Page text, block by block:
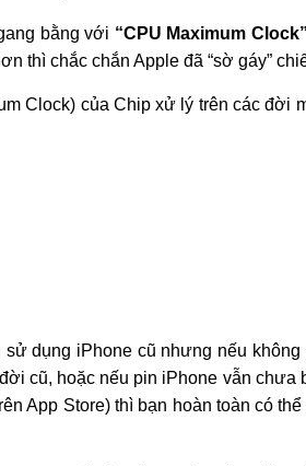
bằng với “CPU Maximum Clock”
thì chắc chắn Apple đã “sờ gáy”
Clock) của Chip xử lý trên các đời
dụng iPhone cũ nhưng nếu
cũ, hoặc nếu pin iPhone vẫn
App Store) thì bạn hoàn toàn có